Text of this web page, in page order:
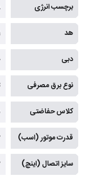
برچسب انرژی
هد
دبی
نوع برق مصرفی
کلاس حفاضتی
قدرت موتور (اسب)
سایز اتصال (اینچ)